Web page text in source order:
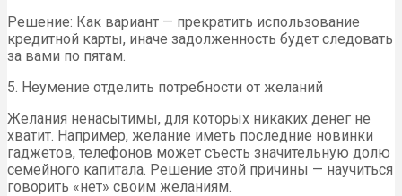
Решение: Как вариант — прекратить использование
кредитной карты, иначе задолженность будет следовать
за вами по пятам.
5. Неумение отделить потребности от желаний
Желания ненасытимы, для которых никаких денег не
хватит. Например, желание иметь последние новинки
гаджетов, телефонов может съесть значительную долю
семейного капитала. Решение этой причины — научиться
говорить «нет» своим желаниям.